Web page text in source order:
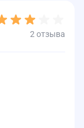
2 отзыва